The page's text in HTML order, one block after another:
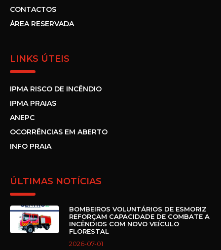
CONTACTOS
ÁREA RESERVADA
LINKS ÚTEIS
IPMA RISCO DE INCÊNDIO
IPMA PRAIAS
ANEPC
OCORRÊNCIAS EM ABERTO
INFO PRAIA
ÚLTIMAS NOTÍCIAS
BOMBEIROS VOLUNTÁRIOS DE ESMORIZ
REFORÇAM CAPACIDADE DE COMBATE A
INCÊNDIOS COM NOVO VEÍCULO
FLORESTAL
2026-07-01